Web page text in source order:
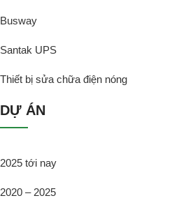
Busway
Santak UPS
Thiết bị sửa chữa điện nóng
DỰ ÁN
2025 tới nay
2020 – 2025